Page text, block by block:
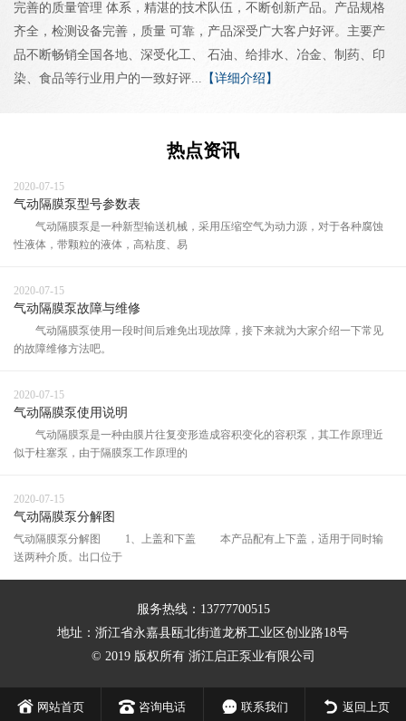
完善的质量管理 体系，精湛的技术队伍，不断创新产品。产品规格
齐全，检测设备完善，质量 可靠，产品深受广大客户好评。主要产
品不断畅销全国各地、深受化工、 石油、给排水、冶金、制药、印
染、食品等行业用户的一致好评... 【详细介绍】
热点资讯
2020-07-15
气动隔膜泵型号参数表
气动隔膜泵是一种新型输送机械，采用压缩空气为动力源，对于各种腐蚀
性液体，带颗粒的液体，高粘度、易
2020-07-15
气动隔膜泵故障与维修
气动隔膜泵使用一段时间后难免出现故障，接下来就为大家介绍一下常见
的故障维修方法吧。
2020-07-15
气动隔膜泵使用说明
气动隔膜泵是一种由膜片往复变形造成容积变化的容积泵，其工作原理近
似于柱塞泵，由于隔膜泵工作原理的
2020-07-15
气动隔膜泵分解图
气动隔膜泵分解图 1、上盖和下盖 本产品配有上下盖，适用于同时输
送两种介质。出口位于
服务热线：13777700515
地址：浙江省永嘉县瓯北街道龙桥工业区创业路18号
© 2019 版权所有 浙江启正泵业有限公司
网站首页 咨询电话 联系我们 返回上页